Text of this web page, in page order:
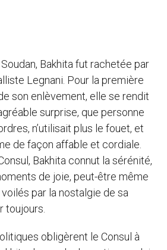
Bakhita fut rachetée par
Legnani. Pour la première
son enlèvement, elle se rendit
surprise, que personne
n’utilisait plus le fouet, et
de façon affable et cordiale.
Bakhita connut la sérénité,
de joie, peut-être même
par la nostalgie de sa
toujours.
obligèrent le Consul à